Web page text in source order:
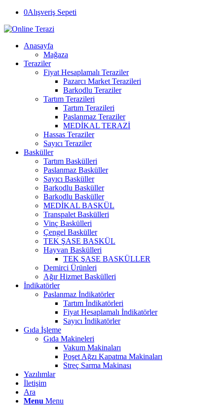
0Alışveriş Sepeti
Anasayfa
Mağaza
Teraziler
Fiyat Hesaplamalı Teraziler
Pazarcı Market Terazileri
Barkodlu Teraziler
Tartım Terazileri
Tartım Terazileri
Paslanmaz Teraziler
MEDİKAL TERAZİ
Hassas Teraziler
Sayıcı Teraziler
Basküller
Tartım Baskülleri
Paslanmaz Basküller
Sayıcı Basküller
Barkodlu Basküller
Barkodlu Basküller
MEDİKAL BASKÜL
Transpalet Baskülleri
Vinç Baskülleri
Çengel Basküller
TEK ŞASE BASKÜL
Hayvan Baskülleri
TEK ŞASE BASKÜLLER
Demirci Ürünleri
Ağır Hizmet Baskülleri
İndikatörler
Paslanmaz İndikatörler
Tartım İndikatörleri
Fiyat Hesaplamalı İndikatörler
Sayıcı İndikatörler
Gıda İşleme
Gıda Makineleri
Vakum Makinaları
Poşet Ağzı Kapatma Makinaları
Streç Sarma Makinası
Yazılımlar
İletişim
Ara
Menu Menu